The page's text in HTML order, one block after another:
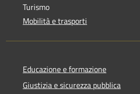
Turismo
Mobilità e trasporti
Educazione e formazione
Giustizia e sicurezza pubblica